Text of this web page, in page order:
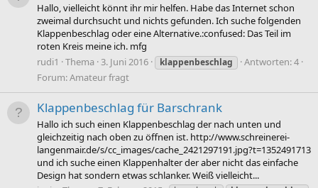
Hallo, vielleicht könnt ihr mir helfen. Habe das Internet schon
zweimal durchsucht und nichts gefunden. Ich suche folgenden
Klappenbeschlag oder eine Alternative.:confused: Das Teil im
roten Kreis meine ich. mfg
rudi1
Thema 3. Juni 2016 klappenbeschlag
Antworten: 4
Forum:Amateur fragt
Klappenbeschlag für Barschrank
Hallo ich such einen Klappenbeschlag der nach unten und
gleichzeitig nach oben zu öffnen ist. http://www.schreinerei-
langenmair.de/s/cc_images/cache_2421297191.jpg?t=1352491713
und ich suche einen Klappenhalter der aber nicht das einfache
Design hat sondern etwas schlanker. Weiß vielleicht...